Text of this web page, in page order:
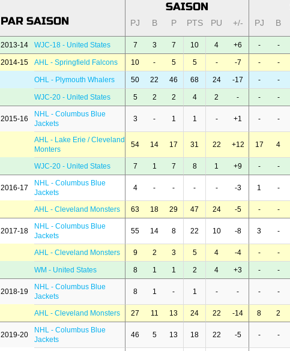
PAR SAISON
SAISON
PJ B P PTS PU +/- PJ B
2013-14 WJC-18 - United States 7 3 7 10 4 +6 - -
2014-15 AHL - Springfield Falcons 10 - 5 5 - -7 - -
OHL - Plymouth Whalers 50 22 46 68 24 -17 - -
WJC-20 - United States 5 2 2 4 2 - - -
2015-16
NHL - Columbus Blue
Jackets
3 - 1 1 - +1 - -
AHL - Lake Erie / Cleveland
Monters
54 14 17 31 22 +12 17 4
WJC-20 - United States 7 1 7 8 1 +9 - -
2016-17
NHL - Columbus Blue
Jackets
4 - - - - -3 1 -
AHL - Cleveland Monsters 63 18 29 47 24 -5 - -
2017-18
NHL - Columbus Blue
Jackets
55 14 8 22 10 -8 3 -
AHL - Cleveland Monsters 9 2 3 5 4 -4 - -
WM - United States 8 1 1 2 4 +3 - -
2018-19
NHL - Columbus Blue
Jackets
8 1 - 1 - - - -
AHL - Cleveland Monsters 27 11 13 24 22 -14 8 2
2019-20
NHL - Columbus Blue
Jackets
46 5 13 18 22 -5 - -